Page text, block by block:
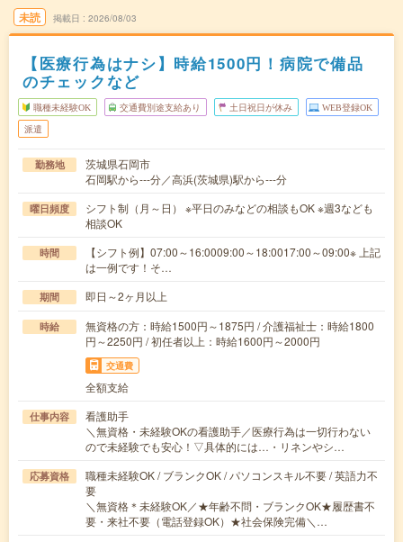
未読 掲載日 2026/08/03
【医療行為はナシ】時給1500円！病院で備品
のチェックなど
職種未経験OK 交通費別途支給あり 土日祝日が休み WEB登録OK
派遣
勤務地
茨城県石岡市
石岡駅から---分／高浜(茨城県)駅から---分
曜日頻度
シフト制（月～日） ※平日のみなどの相談もOK ※週3なども
相談OK
時間
【シフト例】07:00～16:0009:00～18:0017:00～09:00※ 上記
は一例です！そ…
期間 即日～2ヶ月以上
時給
無資格の方：時給1500円～1875円 / 介護福祉士：時給1800
円～2250円 / 初任者以上：時給1600円～2000円
交通費
全額支給
仕事内容
看護助手
＼無資格・未経験OKの看護助手／医療行為は一切行わない
ので未経験でも安心！▽具体的には…・リネンやシ…
応募資格
職種未経験OK / ブランクOK / パソコンスキル不要 / 英語力不
要
＼無資格＊未経験OK／★年齢不問・ブランクOK★履歴書不
要・来社不要（電話登録OK）★社会保険完備＼…